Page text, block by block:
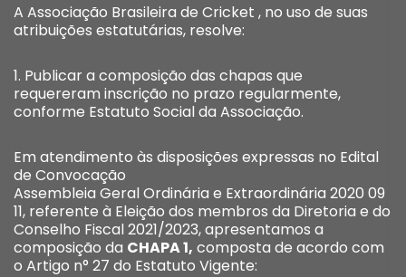
A Associação Brasileira de Cricket , no uso de suas
atribuições estatutárias, resolve:
1. Publicar a composição das chapas que
requereram inscrição no prazo regularmente,
conforme Estatuto Social da Associação.
Em atendimento às disposições expressas no Edital
de Convocação
Assembleia Geral Ordinária e Extraordinária 2020 09
11, referente à Eleição dos membros da Diretoria e do
Conselho Fiscal 2021/2023, apresentamos a
composição da CHAPA 1, composta de acordo com
o Artigo n° 27 do Estatuto Vigente: